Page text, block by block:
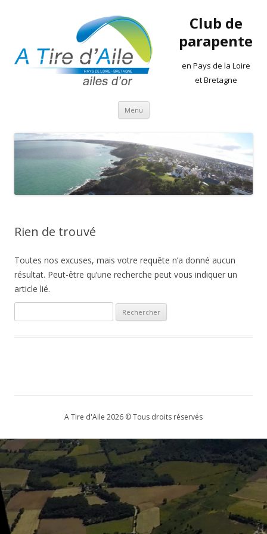
Club de
parapente
en Pays de la Loire
et Bretagne
Menu Aller
contenu
Rien de trouvé
Toutes nos excuses, mais votre requête n’a donné aucun
résultat. Peut-être qu’une recherche peut vous indiquer un
article lié.
A Tire d'Aile 2026 © Tous droits réservés